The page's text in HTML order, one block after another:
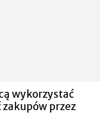
wykorzystać
przez